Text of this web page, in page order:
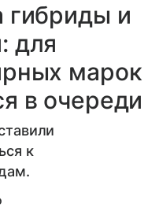
гибриды и
для
марок
в очереди
к